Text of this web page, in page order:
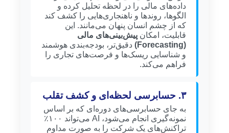
داده‌های مالی را در لحظه تحلیل کرده و
الگوها، روندها و ناهنجاری‌هایی را کشف کند
که از چشم انسان پنهان می‌مانند. این
قابلیت، امکان پیش‌بینی‌های مالی
(Forecasting)
دقیق‌تر، بودجه‌بندی هوشمند
و شناسایی ریسک‌ها و فرصت‌های تجاری را
فراهم می‌کند.
۳. حسابرسی لحظه‌ای و کشف تقلب
به جای حسابرسی‌های دوره‌ای که بر اساس
نمونه‌گیری انجام می‌شود، AI می‌تواند ۱۰۰٪
تراکنش‌های یک شرکت را به صورت مداوم